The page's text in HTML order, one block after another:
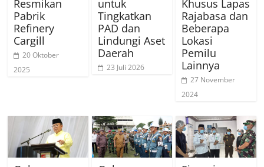
Resmikan
Pabrik
Refinery
Cargill
20 Oktober
2025
untuk
Tingkatkan
PAD dan
Lindungi Aset
Daerah
23 Juli 2026
Khusus Lapas
Rajabasa dan
Beberapa
Lokasi
Pemilu
Lainnya
27 November
2024